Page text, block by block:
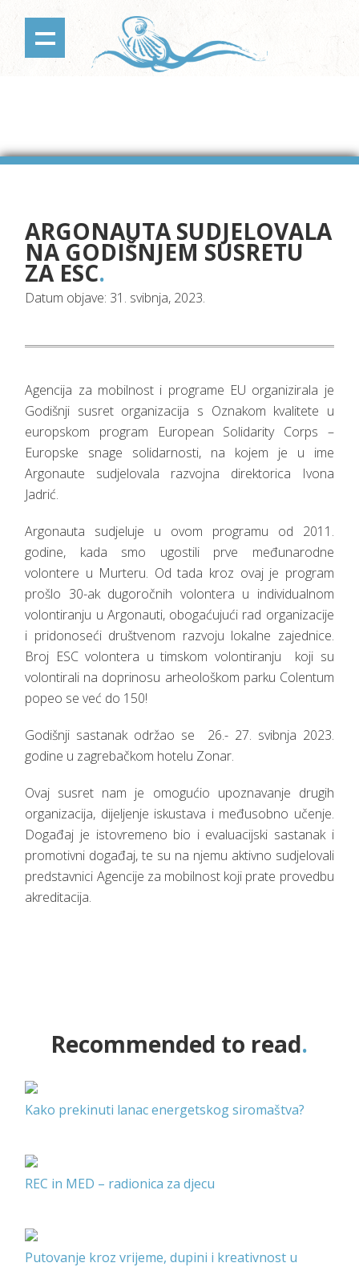
ARGONAUTA SUDJELOVALA
NA GODIŠNJEM SUSRETU
ZA ESC.
Datum objave: 31. svibnja, 2023.
Agencija za mobilnost i programe EU organizirala je
Godišnji susret organizacija s Oznakom kvalitete u
europskom program European Solidarity Corps –
Europske snage solidarnosti, na kojem je u ime
Argonaute sudjelovala razvojna direktorica Ivona
Jadrić.
Argonauta sudjeluje u ovom programu od 2011.
godine, kada smo ugostili prve međunarodne
volontere u Murteru. Od tada kroz ovaj je program
prošlo 30-ak dugoročnih volontera u individualnom
volontiranju u Argonauti, obogaćujući rad organizacije
i pridonoseći društvenom razvoju lokalne zajednice.
Broj ESC volontera u timskom volontiranju koji su
volontirali na doprinosu arheološkom parku Colentum
popeo se već do 150!
Godišnji sastanak održao se 26.- 27. svibnja 2023.
godine u zagrebačkom hotelu Zonar.
Ovaj susret nam je omogućio upoznavanje drugih
organizacija, dijeljenje iskustava i međusobno učenje.
Događaj je istovremeno bio i evaluacijski sastanak i
promotivni događaj, te su na njemu aktivno sudjelovali
predstavnici Agencije za mobilnost koji prate provedbu
akreditacija.
Recommended to read.
Kako prekinuti lanac energetskog siromaštva?
REC in MED – radionica za djecu
Putovanje kroz vrijeme, dupini i kreativnost u